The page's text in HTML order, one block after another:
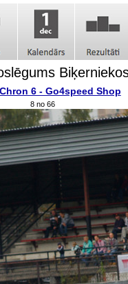
6 - Go4speed Shop
8 no 66